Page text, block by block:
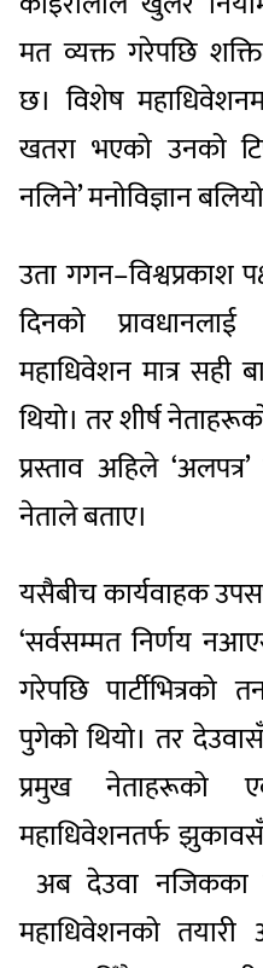
मत व्यक्त गरेपछि
छ। विशेष
खतरा भएको उनको
नलिने’ मनोविज्ञान
उता गगन–विश्वप्रकाश
दिनको
महाधिवेशन मात्र सही
थियो। तर शीर्ष
प्रस्ताव अहिले
नेताले बताए।
यसैबीच कार्यवाहक
‘सर्वसम्मत निर्णय
गरेपछि
पुगेको थियो। तर
प्रमुख नेताहरूको
महाधिवेशनतर्फ
अब देउवा नजिकका
महाधिवेशनको तयारी